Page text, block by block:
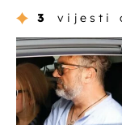
3 vijesti